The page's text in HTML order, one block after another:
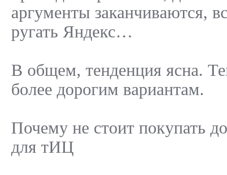
аргументы заканчиваются,
ругать Яндекс…
В общем, тенденция ясна.
более дорогим вариантам.
Почему не стоит покупать
для тИЦ